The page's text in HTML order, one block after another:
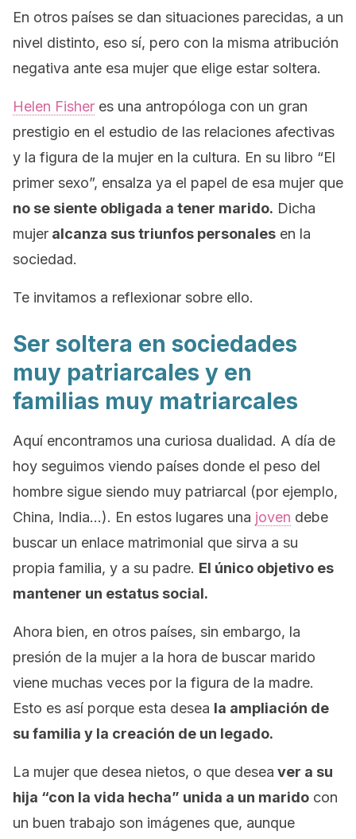
En otros países se dan situaciones parecidas, a un
nivel distinto, eso sí, pero con la misma atribución
negativa ante esa mujer que elige estar soltera.
Helen Fisher es una antropóloga con un gran
prestigio en el estudio de las relaciones afectivas
y la figura de la mujer en la cultura. En su libro “El
primer sexo”, ensalza ya el papel de esa mujer que
no se siente obligada a tener marido. Dicha
mujer alcanza sus triunfos personales en la
sociedad.
Te invitamos a reflexionar sobre ello.
Ser soltera en sociedades
muy patriarcales y en
familias muy matriarcales
Aquí encontramos una curiosa dualidad. A día de
hoy seguimos viendo países donde el peso del
hombre sigue siendo muy patriarcal (por ejemplo,
China, India…). En estos lugares una joven debe
buscar un enlace matrimonial que sirva a su
propia familia, y a su padre. El único objetivo es
mantener un estatus social.
Ahora bien, en otros países, sin embargo, la
presión de la mujer a la hora de buscar marido
viene muchas veces por la figura de la madre.
Esto es así porque esta desea la ampliación de
su familia y la creación de un legado.
La mujer que desea nietos, o que desea ver a su
hija “con la vida hecha” unida a un marido con
un buen trabajo son imágenes que, aunque